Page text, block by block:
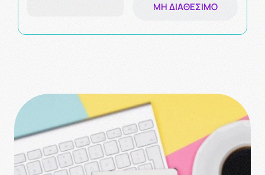
ΜΗ ΔΙΑΘΈΣΙΜΟ